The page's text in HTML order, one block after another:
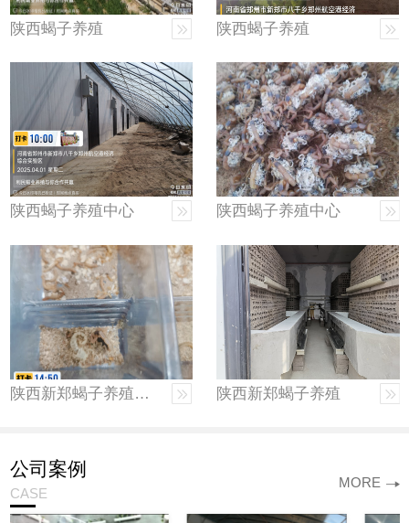
陕西蝎子养殖 陕西蝎子养殖
陕西蝎子养殖中心 陕西蝎子养殖中心
陕西新郑蝎子养殖厂家 陕西新郑蝎子养殖
公司案例
CASE
MORE